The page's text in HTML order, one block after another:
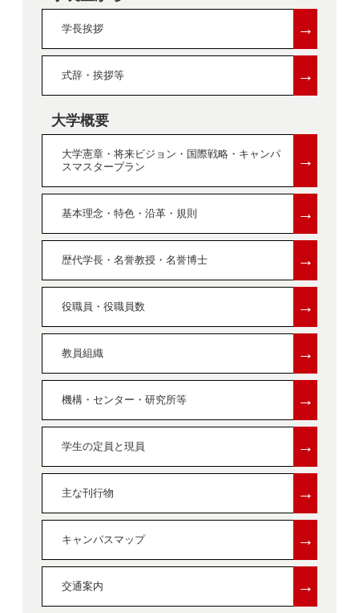
学長挨拶 →
式辞・挨拶等 →
大学概要
大学憲章・将来ビジョン・国際戦略・キャンパ
スマスタープラン
→
基本理念・特色・沿革・規則 →
歴代学長・名誉教授・名誉博士 →
役職員・役職員数 →
教員組織 →
機構・センター・研究所等 →
学生の定員と現員 →
主な刊行物 →
キャンパスマップ →
交通案内 →